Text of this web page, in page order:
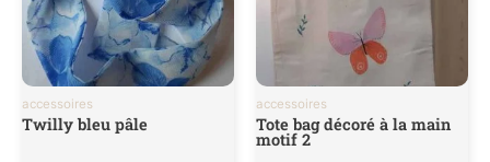
accessoires
Twilly bleu pâle
accessoires
Tote bag décoré à la main
motif 2